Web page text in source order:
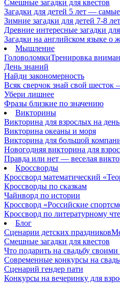
Смешные загадки для квестов
Загадки для детей 5 лет —
Зимние загадки для детей 7-8
Древние интересные загадки
Загадки на английском языке о
Мышление
ГоловоломкиТренировка
День знаний
Найди закономерность
Всяк сверчок знай свой шесток
Убери лишнее
Фразы близкие по значению
Викторины
Викторина для взрослых на
Викторина океаны и моря
Викторина для большой
Новогодняя викторина для
Правда или нет — веселая
Кроссворды
Кроссворд математический
Кроссворды по сказкам
Чайнворд по истории
Кроссворд «Российские
Кроссворд по литературному
Блог
Сценарии детских праздников
Смешные загадки для квестов
Что подарить на свадьбу
Современные конкурсы на
Сценарий гендер пати
Конкурсы на вечеринку для